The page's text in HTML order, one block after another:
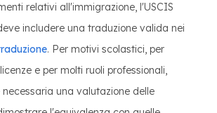
relativi all'immigrazione, l'USCIS
includere una traduzione valida nei
. Per motivi scolastici, per
e per molti ruoli professionali,
necessaria una valutazione delle